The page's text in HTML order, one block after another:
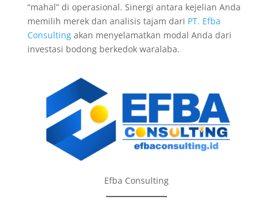
“mahal” di operasional. Sinergi antara kejelian Anda
memilih merek dan analisis tajam dari PT. Efba
Consultingakan menyelamatkan modal Anda dari
investasi bodong berkedok waralaba.
Efba Consulting